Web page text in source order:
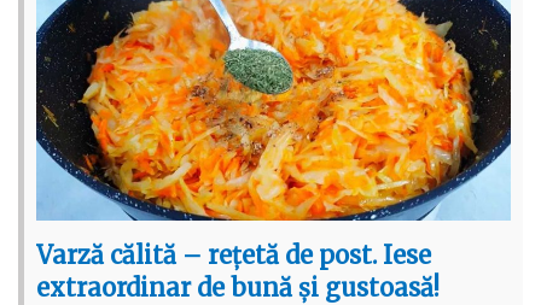
Varză călită – rețetă de post. Iese
extraordinar de bună și gustoasă!